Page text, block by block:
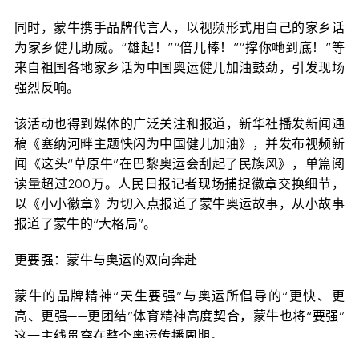
同时，蒙牛携手品牌代言人，以视频形式用自己的家乡话
为家乡健儿助威。“雄起！”“倍儿棒！”“撑你哋到底！”等
来自祖国各地家乡话为中国奥运健儿加油鼓劲，引发现场
强烈反响。
该活动也得到媒体的广泛关注和报道，新华社播发新闻通
稿《塞纳河畔主题快闪为中国健儿加油》，并发布视频新
闻《这头“草原牛”在巴黎奥运会刮起了民族风》，单篇阅
读量超过200万。人民日报记者现场捕捉徽章交换细节，
以《小小徽章》为切入点报道了蒙牛奥运故事，从小故事
报道了蒙牛的“大格局”。
更要强：蒙牛与奥运的双向奔赴
蒙牛的品牌精神“天生要强”与奥运所倡导的“更快、更
高、更强——更团结”体育精神高度契合，蒙牛也将“要强”